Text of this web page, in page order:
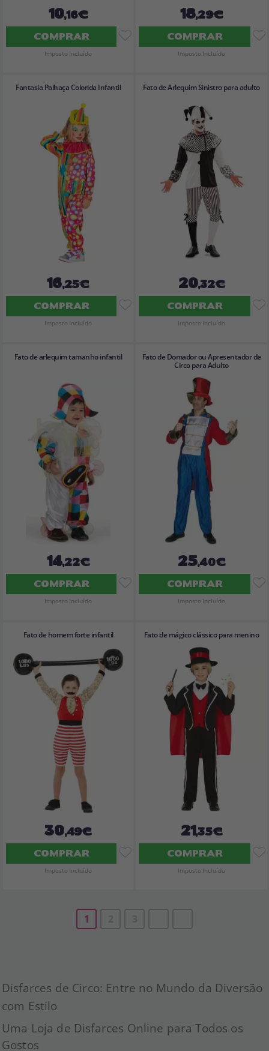
10,16€
COMPRAR
Imposto Incluído
18,29€
COMPRAR
Imposto Incluído
Fantasia Palhaça Colorida Infantil
16,25€
COMPRAR
Imposto Incluído
Fato de Arlequim Sinistro para adulto
20,32€
COMPRAR
Imposto Incluído
Fato de arlequim tamanho infantil
14,22€
COMPRAR
Imposto Incluído
Fato de Domador ou Apresentador de
Circo para Adulto
25,40€
COMPRAR
Imposto Incluído
Fato de homem forte infantil
30,49€
COMPRAR
Imposto Incluído
Fato de mágico clássico para menino
21,35€
COMPRAR
Imposto Incluído
1
Disfarces de Circo: Entre no Mundo da Diversão
com Estilo
Uma Loja de Disfarces Online para Todos os
Gostos